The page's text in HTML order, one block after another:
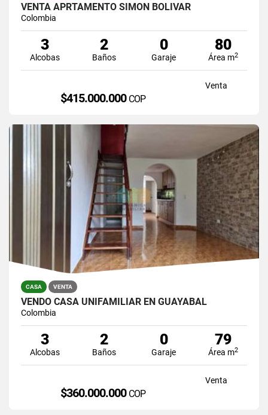
VENTA APRTAMENTO SIMON BOLIVAR
Colombia
3
Alcobas
2
Baños
0
Garaje
80
Área m2
Venta
$415.000.000 COP
CASA VENTA
VENDO CASA UNIFAMILIAR EN GUAYABAL
Colombia
3
Alcobas
2
Baños
0
Garaje
79
Área m2
Venta
$360.000.000 COP